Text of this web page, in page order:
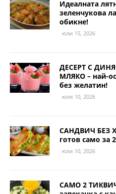
Идеалната
зеленчукова
обикне!
юли 15, 2026
ДЕСЕРТ С
МЛЯКО – най-
без желатин!
юли 10, 2026
САНДВИЧ БЕЗ
готов само за
юли 10, 2026
САМО 2